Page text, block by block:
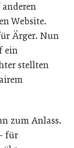
Website.
Ärger. Nun
ein
stellten
zum Anlass.
für